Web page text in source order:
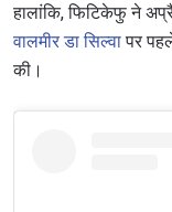
हालांकि, फिटिकेफु ने
वालमीर डा सिल्वापर
की।